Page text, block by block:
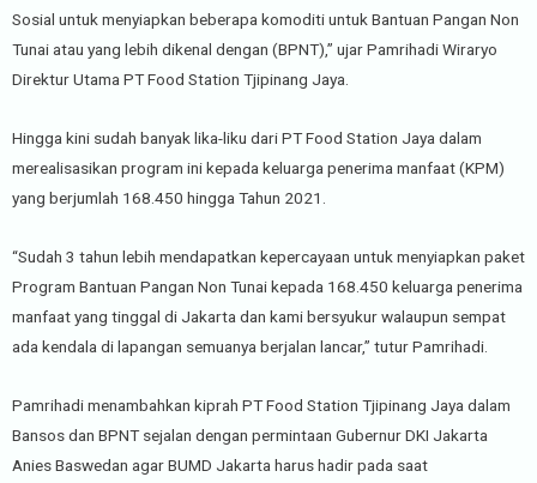
Sosial untuk menyiapkan beberapa komoditi untuk Bantuan Pangan Non
Tunai atau yang lebih dikenal dengan (BPNT),” ujar Pamrihadi Wiraryo
Direktur Utama PT Food Station Tjipinang Jaya.
Hingga kini sudah banyak lika-liku dari PT Food Station Jaya dalam
merealisasikan program ini kepada keluarga penerima manfaat (KPM)
yang berjumlah 168.450 hingga Tahun 2021.
“Sudah 3 tahun lebih mendapatkan kepercayaan untuk menyiapkan paket
Program Bantuan Pangan Non Tunai kepada 168.450 keluarga penerima
manfaat yang tinggal di Jakarta dan kami bersyukur walaupun sempat
ada kendala di lapangan semuanya berjalan lancar,” tutur Pamrihadi.
Pamrihadi menambahkan kiprah PT Food Station Tjipinang Jaya dalam
Bansos dan BPNT sejalan dengan permintaan Gubernur DKI Jakarta
Anies Baswedan agar BUMD Jakarta harus hadir pada saat